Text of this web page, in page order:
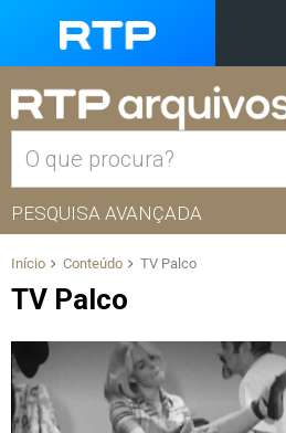
PESQUISA AVANÇADA
Início Conteúdo TV Palco
TV Palco